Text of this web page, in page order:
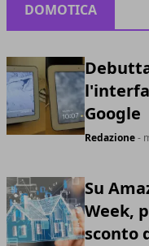
DOMOTICA
Google
Redazione-
Su
Week,
sconto